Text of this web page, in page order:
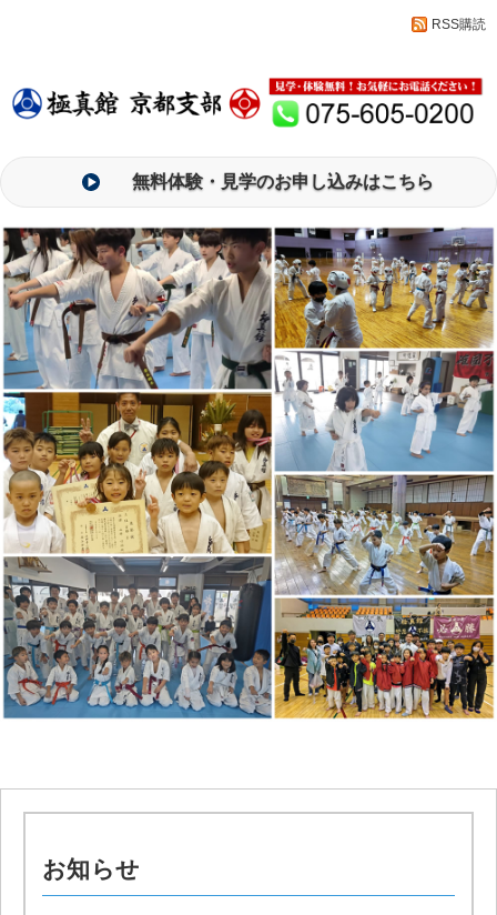
RSS購読
無料体験・見学のお申し込みはこちら
お知らせ